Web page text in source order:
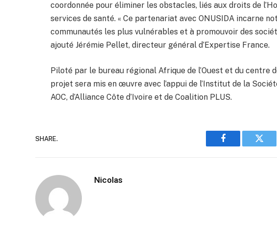
coordonnée pour éliminer les obstacles, liés aux droits de
services de santé. « Ce partenariat avec ONUSIDA incarne
communautés les plus vulnérables et à promouvoir des
ajouté Jérémie Pellet, directeur général d’Expertise France.
Piloté par le bureau régional Afrique de l’Ouest et du centre
projet sera mis en œuvre avec l’appui de l’Institut de la
AOC, d’Alliance Côte d’Ivoire et de Coalition PLUS.
SHARE.
Facebook
Nicolas